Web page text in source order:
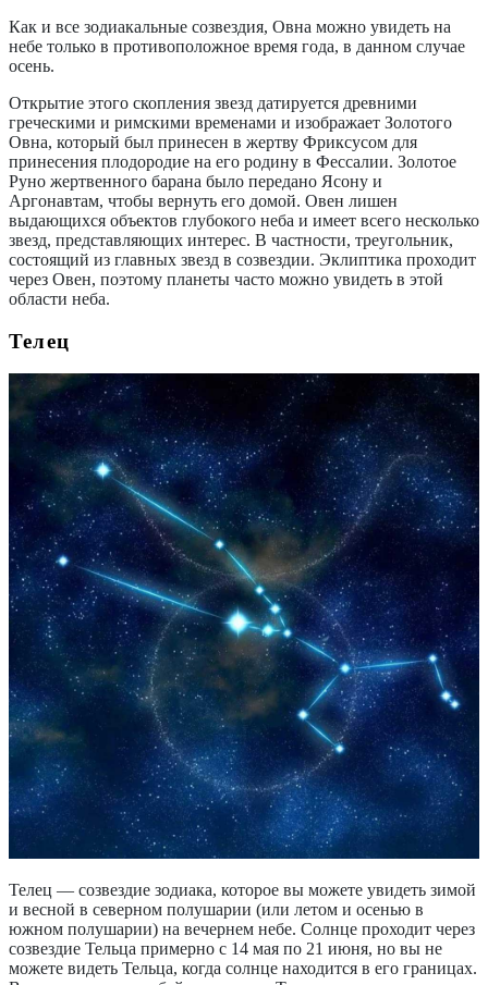
Как и все зодиакальные созвездия, Овна можно увидеть на
небе только в противоположное время года, в данном случае
осень.
Открытие этого скопления звезд датируется древними
греческими и римскими временами и изображает Золотого
Овна, который был принесен в жертву Фриксусом для
принесения плодородие на его родину в Фессалии. Золотое
Руно жертвенного барана было передано Ясону и
Аргонавтам, чтобы вернуть его домой. Овен лишен
выдающихся объектов глубокого неба и имеет всего несколько
звезд, представляющих интерес. В частности, треугольник,
состоящий из главных звезд в созвездии. Эклиптика проходит
через Овен, поэтому планеты часто можно увидеть в этой
области неба.
Телец
Телец — созвездие зодиака, которое вы можете увидеть зимой
и весной в северном полушарии (или летом и осенью в
южном полушарии) на вечернем небе. Солнце проходит через
созвездие Тельца примерно с 14 мая по 21 июня, но вы не
можете видеть Тельца, когда солнце находится в его границах.